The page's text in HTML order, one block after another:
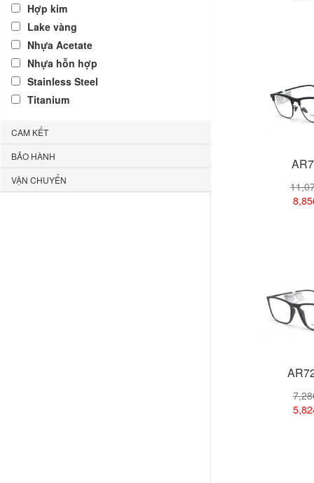
Hợp kim
Lake vàng
Nhựa Acetate
Nhựa hỗn hợp
Stainless Steel
Titanium
CAM KẾT
BẢO HÀNH
VẬN CHUYỂN